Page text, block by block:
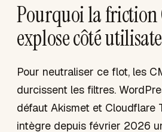
Pourquoi la friction
explose côté
Pour neutraliser ce flot, les
durcissent les filtres.
défaut Akismet et Cloudflare
intègre depuis février 2026